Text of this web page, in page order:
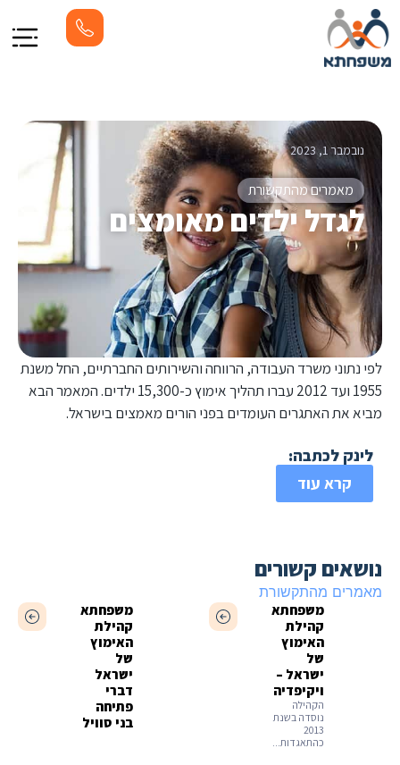
נובמבר 1, 2023
מאמרים מהתקשורת
לגדל ילדים מאומצים
לפי נתוני משרד העבודה, הרווחה והשירותים החברתיים, החל משנת
1955 ועד 2012 עברו תהליך אימוץ כ-15,300 ילדים. המאמר הבא
מביא את האתגרים העומדים בפני הורים מאמצים בישראל.
לינק לכתבה:
קרא עוד
נושאים קשורים
מאמרים מהתקשורת
משפחתא
קהילת
האימוץ
של
ישראל –
ויקיפדיה
הקהילה
נוסדה בשנת
2013
כהתאגדות...
משפחתא
קהילת
האימוץ
של
ישראל
דברי
פתיחה
בני סוויל